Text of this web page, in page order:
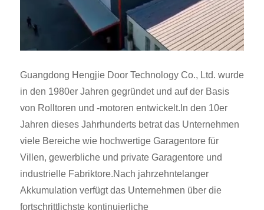
Guangdong Hengjie Door Technology Co., Ltd. wurde
in den 1980er Jahren gegründet und auf der Basis
von Rolltoren und -motoren entwickelt.In den 10er
Jahren dieses Jahrhunderts betrat das Unternehmen
viele Bereiche wie hochwertige Garagentore für
Villen, gewerbliche und private Garagentore und
industrielle Fabriktore.Nach jahrzehntelanger
Akkumulation verfügt das Unternehmen über die
fortschrittlichste kontinuierliche